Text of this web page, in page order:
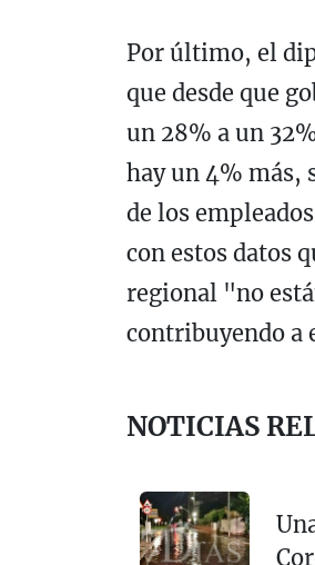
Por último, el
que desde que
un 28% a un
hay un 4% más,
de los
con estos datos
regional "no
contribuyendo a
NOTICIAS